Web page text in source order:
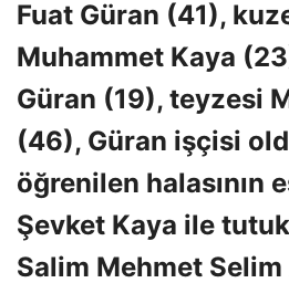
Fuat Güran (41),
Muhammet Kaya
Güran (19), teyzesi
(46), Güran işçisi
öğrenilen halasının
Şevket Kaya ile
Salim Mehmet